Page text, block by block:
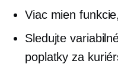
Viac mien
Sledujte
poplatky za